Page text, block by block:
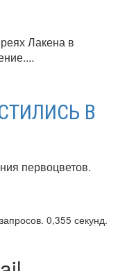
Лакена в
В
первоцветов.
0,355 секунд.